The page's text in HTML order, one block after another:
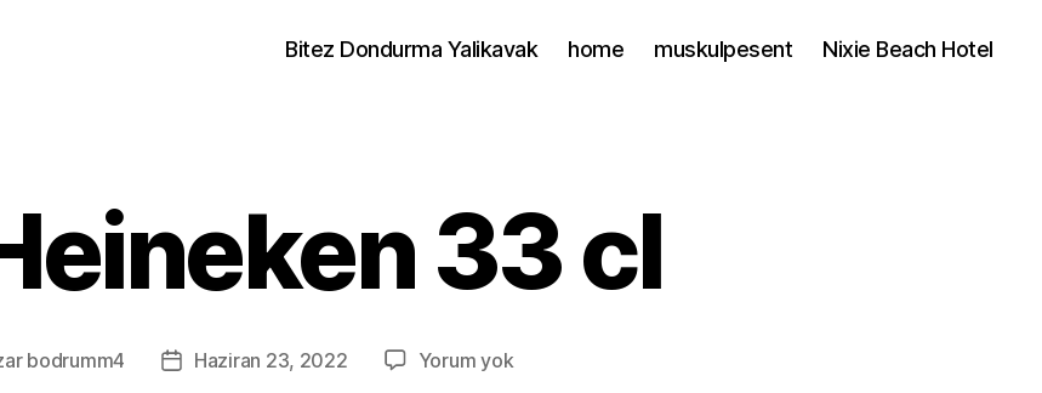
Bitez Dondurma Yalikavak home muskulpesent Nixie Beach Hotel
33 cl
bodrumm4 Haziran 23, 2022 Yorum yok